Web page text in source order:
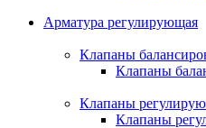
Арматура регулирующая
Клапаны
Клапаны
Клапаны
Клапаны